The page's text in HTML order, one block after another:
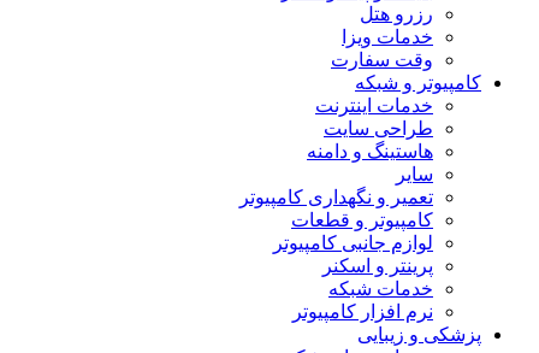
رزرو هتل
خدمات ویزا
وقت سفارت
کامپیوتر و شبکه
خدمات اینترنت
طراحی سایت
هاستینگ و دامنه
سایر
تعمیر و نگهداری کامپیوتر
کامپیوتر و قطعات
لوازم جانبی کامپیوتر
پرینتر و اسکنر
خدمات شبکه
نرم افزار کامپیوتر
پزشکی و زیبایی